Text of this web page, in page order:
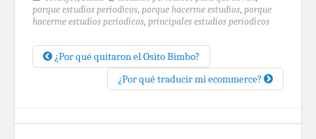
porque estudios periodicos, porque hacerme estudios, porque
hacerme estudios periodicos, principales estudios periodicos
¿Por qué quitaron el Osito Bimbo?
¿Por qué traducir mi ecommerce?